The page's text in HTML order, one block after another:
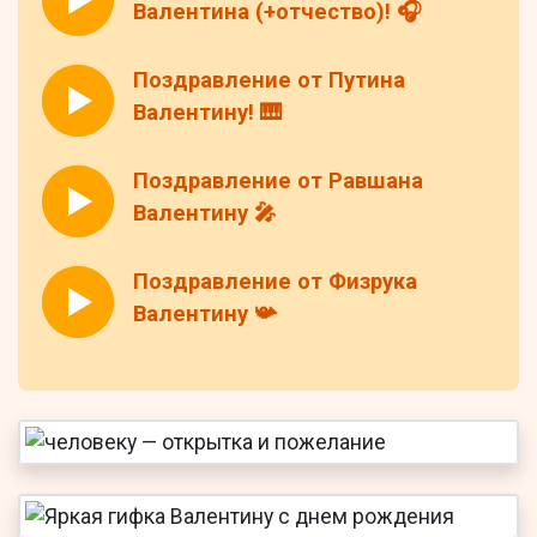
Валентина (+отчество)! 🎧
Поздравление от Путина
Валентину! 🎹
Поздравление от Равшана
Валентину 🎤
Поздравление от Физрука
Валентину 📯